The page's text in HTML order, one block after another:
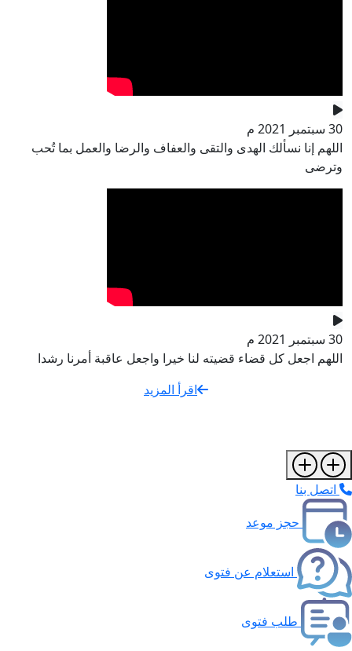
30 سبتمبر 2021 م
اللهم إنا نسألك الهدى والتقى والعفاف والرضا والعمل بما تُحب
وترضى
30 سبتمبر 2021 م
اللهم اجعل كل قضاء قضيته لنا خيرا واجعل عاقبة أمرنا رشدا
اقرأ المزيد
اتصل بنا
حجز موعد
استعلام عن فتوى
طلب فتوى